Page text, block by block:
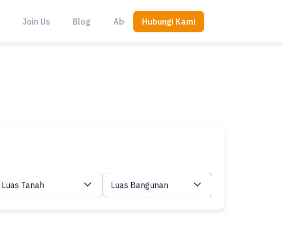
Join Us Blog About UsHubungi Kami
Luas Tanah Luas Bangunan